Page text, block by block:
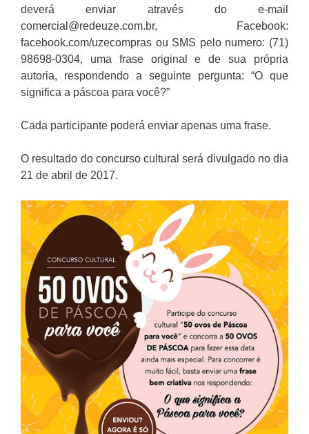
deverá enviar através do e-mail
comercial@redeuze.com.br, Facebook:
facebook.com/uzecompras ou SMS pelo numero: (71)
98698-0304, uma frase original e de sua própria
autoria, respondendo a seguinte pergunta: “O que
significa a páscoa para você?”
Cada participante poderá enviar apenas uma frase.
O resultado do concurso cultural será divulgado no dia
21 de abril de 2017.